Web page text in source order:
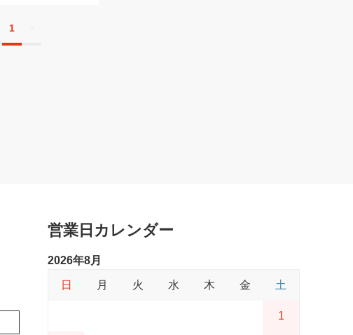
1
営業日カレンダー
2026年8月
日 月 火 水 木 金 土
1